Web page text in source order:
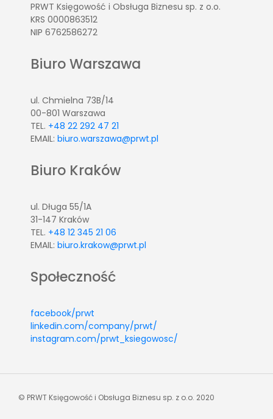
PRWT Księgowość i Obsługa Biznesu sp. z o.o.
KRS 0000863512
NIP 6762586272
Biuro Warszawa
ul. Chmielna 73B/14
00-801 Warszawa
TEL. +48 22 292 47 21
EMAIL: biuro.warszawa@prwt.pl
Biuro Kraków
ul. Długa 55/1A
31-147 Kraków
TEL. +48 12 345 21 06
EMAIL: biuro.krakow@prwt.pl
Społeczność
facebook/prwt
linkedin.com/company/prwt/
instagram.com/prwt_ksiegowosc/
© PRWT Księgowość i Obsługa Biznesu sp. z o.o. 2020